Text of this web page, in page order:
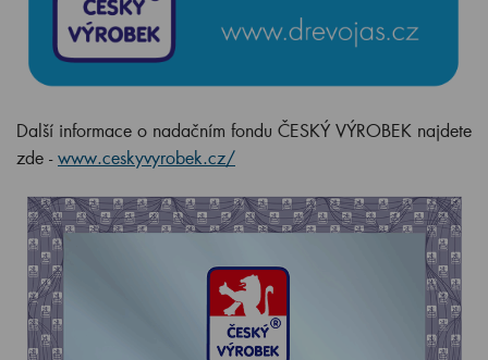
Další informace o nadačním fondu ČESKÝ VÝROBEK najdete
zde -www.ceskyvyrobek.cz/